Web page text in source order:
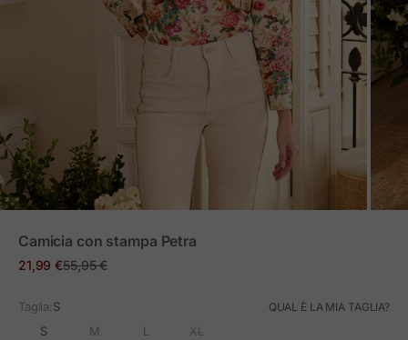
Camicia con stampa Petra
Prezzo in offerta
21,99 €Prezzo normale
55,95 €
Taglia:S QUAL È LA MIA TAGLIA?
S M L XL